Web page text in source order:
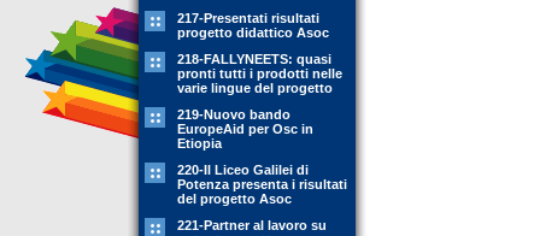
217-Presentati risultati
progetto didattico Asoc
218-FALLYNEETS: quasi
pronti tutti i prodotti nelle
varie lingue del progetto
219-Nuovo bando
EuropeAid per Osc in
Etiopia
220-Il Liceo Galilei di
Potenza presenta i risultati
del progetto Asoc
221-Partner al lavoro su